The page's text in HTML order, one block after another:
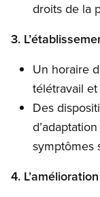
droits de la
3.
Un horaire
télétravail
Des
symptômes
4.